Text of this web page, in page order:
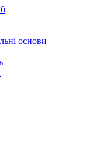
основи